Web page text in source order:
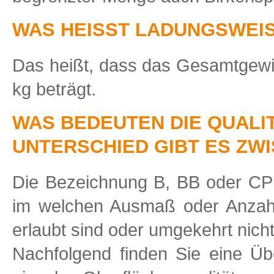
WAS HEISST
Das heißt, dass das
kg beträgt.
WAS BEDEUTEN DIE
UNTERSCHIED GIBT ES
Die Bezeichnung B, BB oder
im welchen Ausmaß oder
erlaubt sind oder umgekehrt
Nachfolgend finden Sie eine